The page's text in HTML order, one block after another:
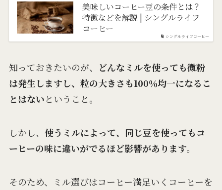
シングルライフコーヒー
美味しいコーヒー豆の条件とは？
特徴などを解説 | シングルライフ
コーヒー
知っておきたいのが、
どんなミルを使っても微粉
は発生しますし、粒の大きさも100％均一になるこ
とはないということ。
しかし、 使うミルによって、同じ豆を使ってもコ
ーヒーの味に違いがでるほど影響があります。
そのため、ミル選びはコーヒー満足いくコーヒーを